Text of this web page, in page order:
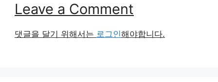
Leave a Comment
댓글을 달기 위해서는 로그인해야합니다.